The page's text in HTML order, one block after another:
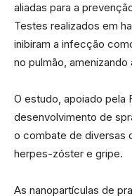
aliadas para a
Testes realizados em
inibiram a infecção
no pulmão,
O estudo, apoiado pela
desenvolvimento de
o combate de diversas
herpes-zóster e gripe.
As nanopartículas de